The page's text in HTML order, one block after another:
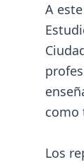
A
como
Los